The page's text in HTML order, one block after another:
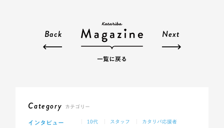
Back
一覧に戻る
Next
Category カテゴリー
インタビュー 10代 スタッフ
カタリバ応援者